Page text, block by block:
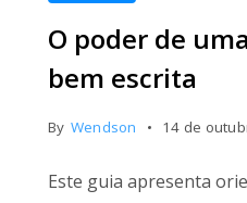
O poder de
bem escrita
By Wendson 14 de
Este guia apresenta